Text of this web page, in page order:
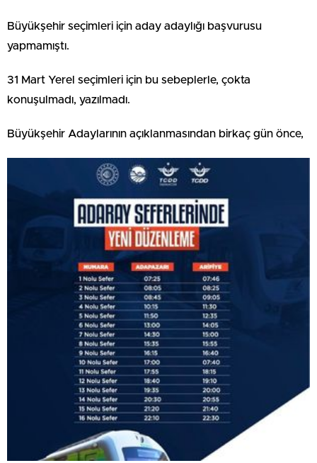
Büyükşehir seçimleri için aday adaylığı başvurusu
yapmamıştı.
31 Mart Yerel seçimleri için bu sebeplerle, çokta
konuşulmadı, yazılmadı.
Büyükşehir Adaylarının açıklanmasından birkaç gün önce,